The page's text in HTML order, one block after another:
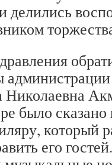
делились
Николаевна
было
который
его